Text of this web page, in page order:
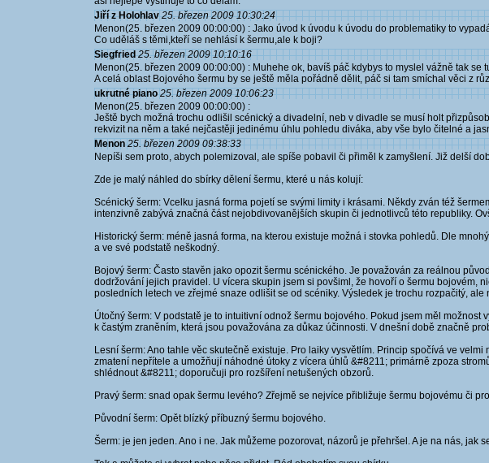
Jiří z Holohlav 25. březen 2009 10:30:24
Menon(25. březen 2009 00:00:00) : Jako úvod k úvodu k úvodu do problematiky to
Co uděláš s těmi,kteří se nehlásí k šermu,ale k boji?
Siegfried 25. březen 2009 10:10:16
Menon(25. březen 2009 00:00:00) : Muhehe ok, bavíš páč kdybys to myslel vážně tak se
A celá oblast Bojového šermu by se ještě měla pořádně dělit, páč si tam smíchal věci z
ukrutné piano 25. březen 2009 10:06:23
Menon(25. březen 2009 00:00:00) :
Ještě bych možná trochu odlišil scénický a divadelní, neb v divadle se musí holt
rekvizit na něm a také nejčastěji jedinému úhlu pohledu diváka, aby vše bylo čitelné a
Menon 25. březen 2009 09:38:33
Nepíši sem proto, abych polemizoval, ale spíše pobavil či přiměl k zamyšlení. Již delší
Zde je malý náhled do sbírky dělení šermu, které u nás kolují:
Scénický šerm: Vcelku jasná forma pojetí se svými limity i krásami. Někdy zván též
intenzivně zabývá značná část nejobdivovanějších skupin či jednotlivců této republiky.
Historický šerm: méně jasná forma, na kterou existuje možná i stovka pohledů. Dle
a ve své podstatě neškodný.
Bojový šerm: Často stavěn jako opozit šermu scénického. Je považován za reálnou
dodržování jejich pravidel. U vícera skupin jsem si povšiml, že hovoří o šermu bojovém,
posledních letech ve zřejmé snaze odlišit se od scéniky. Výsledek je trochu rozpačitý,
Útočný šerm: V podstatě je to intuitivní odnož šermu bojového. Pokud jsem měl
k častým zraněním, která jsou považována za důkaz účinnosti. V dnešní době značně
Lesní šerm: Ano tahle věc skutečně existuje. Pro laiky vysvětlím. Princip spočívá ve
zmatení nepřítele a umožňují náhodné útoky z vícera úhlů &#8211; primárně zpoza
shlédnout &#8211; doporučuji pro rozšíření netušených obzorů.
Pravý šerm: snad opak šermu levého? Zřejmě se nejvíce přibližuje šermu bojovému či
Původní šerm: Opět blízký příbuzný šermu bojového.
Šerm: je jen jeden. Ano i ne. Jak můžeme pozorovat, názorů je přehršel. A je na nás, jak